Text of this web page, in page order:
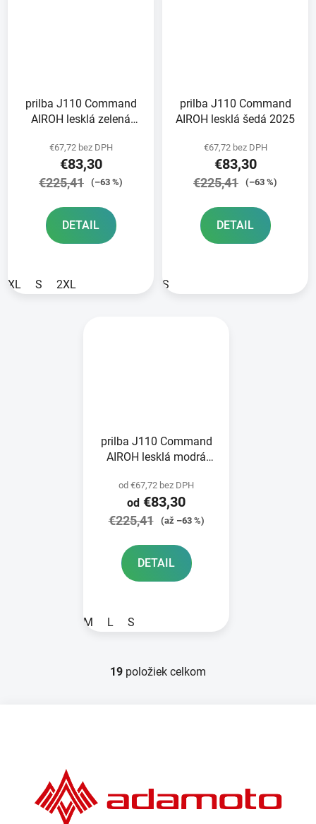
prilba J110 Command
AIROH lesklá zelená
€67,72 bez DPH
€83,30
€225,41 (–63 %)
DETAIL
XL S 2XL
prilba J110 Command
AIROH lesklá šedá 2025
€67,72 bez DPH
€83,30
€225,41 (–63 %)
DETAIL
S
prilba J110 Command
AIROH lesklá modrá
od €67,72 bez DPH
od €83,30
€225,41 (až –63 %)
DETAIL
M L S
O
e
19 položiek celkom